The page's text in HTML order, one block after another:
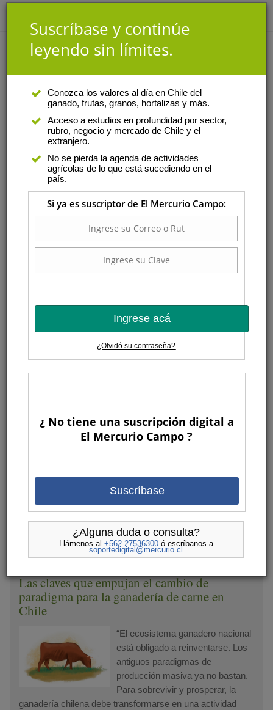
Noticias / Ganado y lácteos
La nueva generación de forrajeras
llega al campo
más persistentes y alfalfas adaptadas a la sequía forman
parte de la nueva oferta genética que busca responder a
los desafíos productivos y climáticos de la ganadería
animales en la etapa de engorda
El engrasamiento temprano es
(priorizando PM/Mcal óptima),
monitoreo constante.
Jueves 18 de junio
Las claves que empujan el cambio de
paradigma para la ganadería de carne en
Chile
“El ecosistema ganadero nacional
está obligado a reinventarse. Los
antiguos paradigmas de
producción masiva ya no bastan.
Para sobrevivir y prosperar, la
ganadería chilena debe transformarse en una actividad
Suscríbase y continúe
leyendo sin límites.
Conozca los valores al día en Chile del
ganado, frutas, granos, hortalizas y más.
Acceso a estudios en profundidad por sector,
rubro, negocio y mercado de Chile y el
extranjero.
No se pierda la agenda de actividades
agrícolas de lo que está sucediendo en el
país.
Si ya es suscriptor de El Mercurio Campo:
Ingrese acá
¿Olvidó su contraseña?
¿ No tiene una suscripción digital a
El Mercurio Campo ?
Suscríbase
¿Alguna duda o consulta?
Llámenos al +562 27536300ó escríbanos a
soportedigital@mercurio.cl